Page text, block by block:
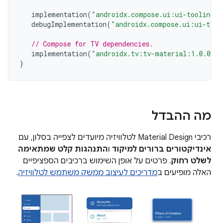
implementation( "androidx.compose.ui:ui-tooling-
debugImplementation( "androidx.compose.ui:ui-
// Compose for TV dependencies.
implementation( "androidx.tv:tv-material:1.0.0"
}
מה ההבדל
רכיבי Material Design לטלוויזיה מיועדים לצפייה בסלון, עם
אינדיקטורים ברורים למיקוד והתנהגות קלט שמתאימה
לשלט רחוק. פרטים על אופן השימוש ברכיבים הספציפיים
האלה מופיעים במדריכים לעיצוב ממשק משתמש לטלוויזיה.